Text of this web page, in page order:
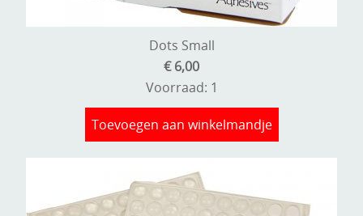
Dots Small
€ 6,00
Voorraad: 1
Toevoegen aan winkelmandje